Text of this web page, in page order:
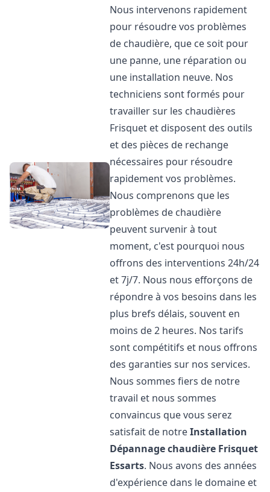
Nous intervenons rapidement
pour résoudre vos problèmes
de chaudière, que ce soit pour
une panne, une réparation ou
une installation neuve. Nos
techniciens sont formés pour
travailler sur les chaudières
Frisquet et disposent des outils
et des pièces de rechange
nécessaires pour résoudre
rapidement vos problèmes.
Nous comprenons que les
problèmes de chaudière
peuvent survenir à tout
moment, c'est pourquoi nous
offrons des interventions 24h/24
et 7j/7. Nous nous efforçons de
répondre à vos besoins dans les
plus brefs délais, souvent en
moins de 2 heures. Nos tarifs
sont compétitifs et nous offrons
des garanties sur nos services.
Nous sommes fiers de notre
travail et nous sommes
convaincus que vous serez
satisfait de notreInstallation
Dépannage chaudière Frisquet
Essarts. Nous avons des années
d'expérience dans le domaine et